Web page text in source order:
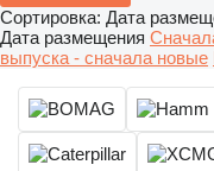
Сортировка: Дата
Дата размещения
выпуска - сначала новые